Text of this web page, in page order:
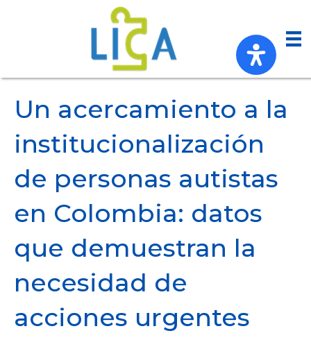
Un acercamiento a la
institucionalización
de personas autistas
en Colombia: datos
que demuestran la
necesidad de
acciones urgentes